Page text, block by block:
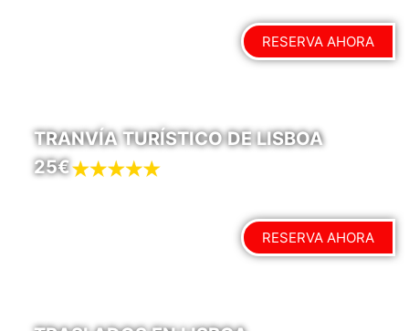
RESERVA AHORA
TRANVÍA TURÍSTICO DE LISBOA
25€
RESERVA AHORA